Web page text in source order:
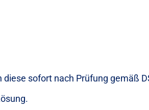
sofort nach Prüfung gemäß